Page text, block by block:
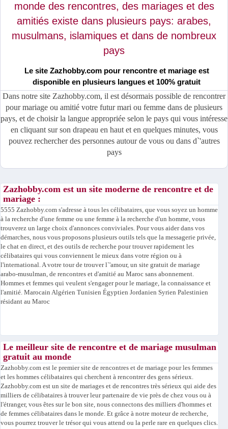
monde des rencontres, des mariages et des
amitiés existe dans plusieurs pays: arabes,
musulmans, islamiques et dans de nombreux
pays
Le site Zazhobby.com pour rencontre et mariage est
disponible en plusieurs langues et 100% gratuit
Dans notre site Zazhobby.com, il est désormais possible de rencontrer
pour mariage ou amitié votre futur mari ou femme dans de plusieurs
pays, et de choisir la langue appropriée selon le pays qui vous intéresse
en cliquant sur son drapeau en haut et en quelques minutes, vous
pouvez rechercher des personnes autour de vous ou dans d`'autres
pays
Zazhobby.com est un site moderne de rencontre et de
mariage :
5555 Zazhobby.com s'adresse à tous les célibataires, que vous soyez un homme
à la recherche d'une femme ou une femme à la recherche d'un homme, vous
trouverez un large choix d'annonces conviviales. Pour vous aider dans vos
démarches, nous vous proposons plusieurs outils tels que la messagerie privée,
le chat en direct, et des outils de recherche pour trouver rapidement les
célibataires qui vous conviennent le mieux dans votre région ou à
l'international. A votre tour de trouver l`'amour, un site gratuit de mariage
arabo-musulman, de rencontres et d'amitié au Maroc sans abonnement.
Hommes et femmes qui veulent s'engager pour le mariage, la connaissance et
l'amitié. Marocain Algérien Tunisien Égyptien Jordanien Syrien Palestinien
résidant au Maroc
Le meilleur site de rencontre et de mariage musulman
gratuit au monde
Zazhobby.com est le premier site de rencontres et de mariage pour les femmes
et les hommes célibataires qui cherchent à rencontrer des gens sérieux.
Zazhobby.com est un site de mariages et de rencontres très sérieux qui aide des
milliers de célibataires à trouver leur partenaire de vie près de chez vous ou à
l'étranger, vous êtes sur le bon site, nous connectons des milliers d'hommes et
de femmes célibataires dans le monde. Et grâce à notre moteur de recherche,
vous pourrez trouver le trésor qui vous attend ou la perle rare en quelques clics.